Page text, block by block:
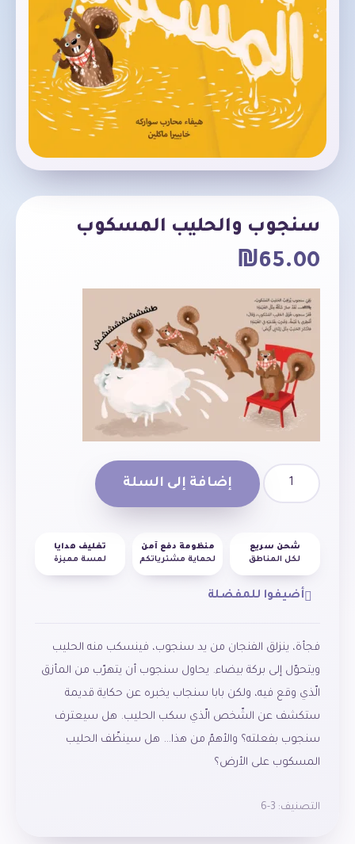
سنجوب والحليب المسكوب
₪65.00
إضافة إلى السلة
شحن سريع
لكل المناطق
منظومة دفع آمن
لحماية مشترياتكم
تغليف هدايا
لمسة مميزة
أضيفوا للمفضلة
فجأة، ينزلق الفنجان من يد سنجوب، فينسكب منه الحليب
ويتحوّل إلى بركة بيضاء. يحاول سنجوب أن يتهرّب من المأزق
الّذي وقع فيه، ولكن بابا سنجاب يخبره عن حكاية قديمة
ستكشف عن الشّخص الّذي سكب الحليب. هل سيعترف
سنجوب بفعلته؟ والأهمّ من هذا… هل سينظّف الحليب
المسكوب على الأرض؟
التصنيف: 3-6